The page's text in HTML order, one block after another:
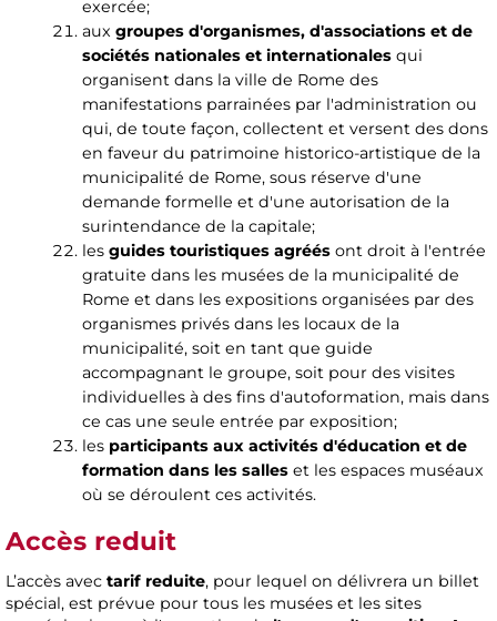
exercée;
aux groupes d'organismes, d'associations et de
sociétés nationales et internationalesqui
organisent dans la ville de Rome des
manifestations parrainées par l'administration ou
qui, de toute façon, collectent et versent des dons
en faveur du patrimoine historico-artistique de la
municipalité de Rome, sous réserve d'une
demande formelle et d'une autorisation de la
surintendance de la capitale;
les guides touristiques agréésont droit à l'entrée
gratuite dans les musées de la municipalité de
Rome et dans les expositions organisées par des
organismes privés dans les locaux de la
municipalité, soit en tant que guide
accompagnant le groupe, soit pour des visites
individuelles à des fins d'autoformation, mais dans
ce cas une seule entrée par exposition;
les participants aux activités d'éducation et de
formation dans les salleset les espaces muséaux
où se déroulent ces activités.
Accès reduit
L’accès avec tarif reduite, pour lequel on délivrera un billet
spécial, est prévue pour tous les musées et les sites